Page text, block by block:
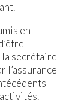
en
la secrétaire
l’assurance